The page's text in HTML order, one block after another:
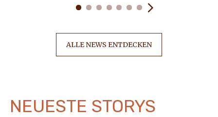
ALLE NEWS ENTDECKEN
NEUESTE STORYS